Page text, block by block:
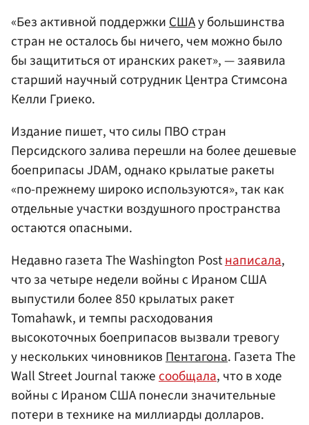
«Без активной поддержки СШАу большинства
стран не осталось бы ничего, чем можно было
бы защититься от иранских ракет», — заявила
старший научный сотрудник Центра Стимсона
Келли Гриеко.
Издание пишет, что силы ПВО стран
Персидского залива перешли на более дешевые
боеприпасы JDAM, однако крылатые ракеты
«по-прежнему широко используются», так как
отдельные участки воздушного пространства
остаются опасными.
Недавно газета The Washington Postнаписала,
что за четыре недели войны с Ираном США
выпустили более 850 крылатых ракет
Tomahawk, и темпы расходования
высокоточных боеприпасов вызвали тревогу
у нескольких чиновниковПентагона. Газета The
Wall Street Journal такжесообщала, что в ходе
войны с Ираном США понесли значительные
потери в технике на миллиарды долларов.